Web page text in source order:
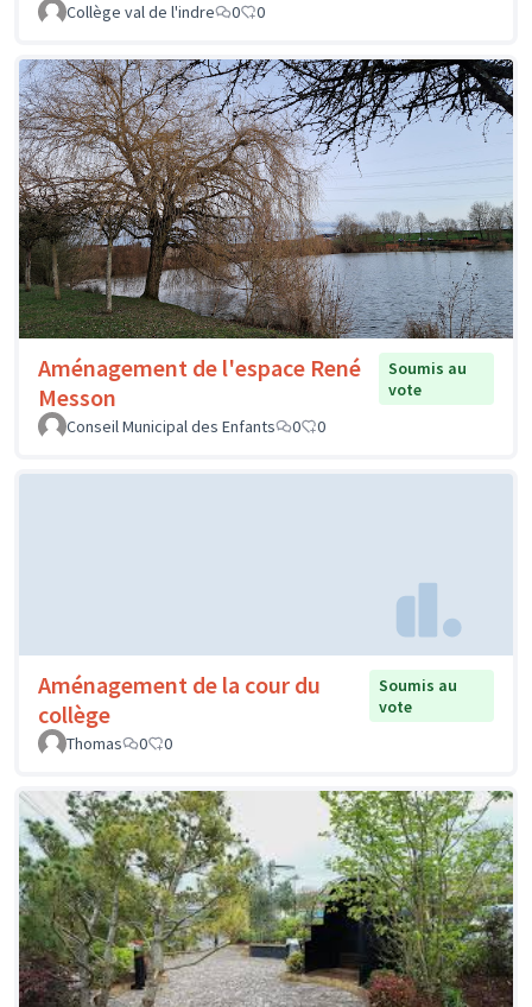
Collège val de l'indre
0 0
Aménagement de l'espace René
Messon
Soumis au
vote
Conseil Municipal des Enfants
0 0
Aménagement de la cour du
collège
Soumis au
vote
Thomas
0 0